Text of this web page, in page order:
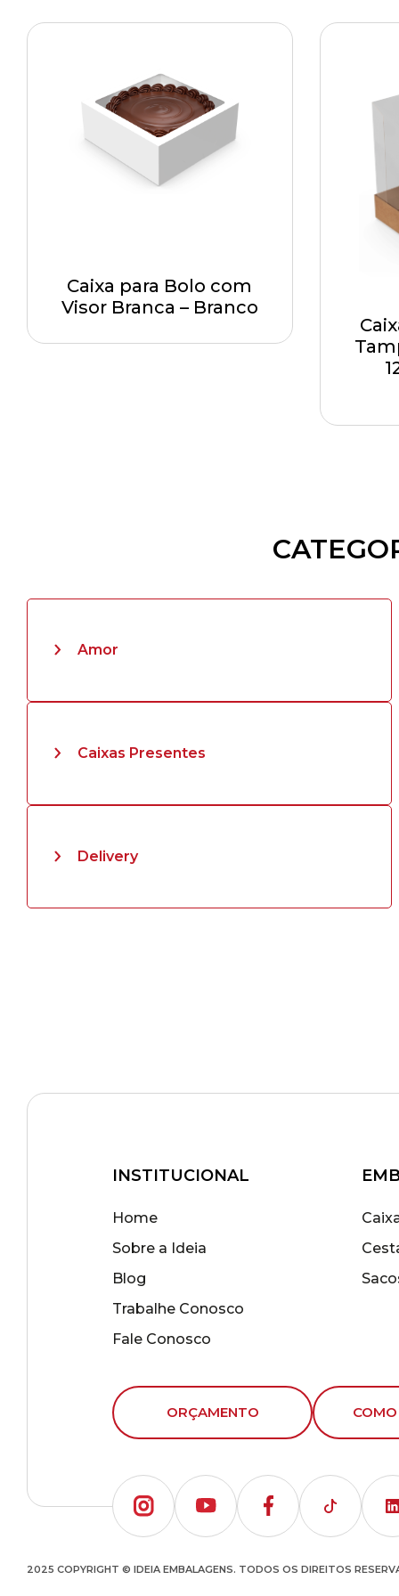
Caixa para Bolo com
Visor Branca – Branco
Amor
Caixas Presentes
Delivery
INSTITUCIONAL
Home
Sobre a Ideia
Blog
Trabalhe Conosco
Fale Conosco
ORÇAMENTO
2025 COPYRIGHT © IDEIA EMBALAGENS. TODOS OS DIREITOS